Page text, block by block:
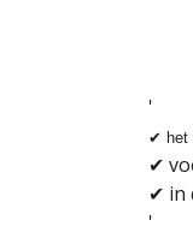
'
✔
✔
✔ in
'